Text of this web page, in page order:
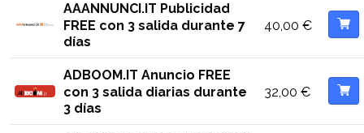
AAANNUNCI.IT Publicidad
FREE con 3 salida durante 7
días
40,00 €
ADBOOM.IT Anuncio FREE
con 3 salida diarias durante
3 días
32,00 €